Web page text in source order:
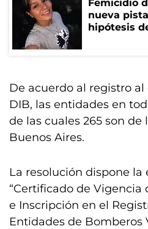
Femicidio
nueva
hipótesis
De acuerdo al registro
DIB, las entidades en
de las cuales 265 son de
Buenos Aires.
La resolución dispone la
“Certificado de
e Inscripción en el
Entidades de Bomberos